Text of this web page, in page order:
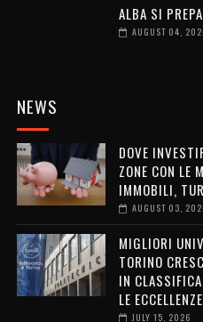
ALBA SI
AUGUST 04,
NEWS
DOVE
ZONE CON LE
IMMOBILI,
AUGUST 03,
MIGLIORI
TORINO
IN
LE ECCELLENZE
JULY 15, 2026